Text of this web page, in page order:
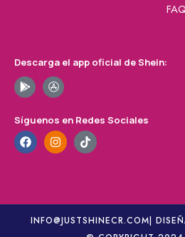
Descarga el app oficial de Shein:
Síguenos en Redes Sociales
INFO@JUSTSHINECR.COM|